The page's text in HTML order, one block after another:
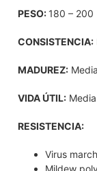
PESO: 180 – 200
CONSISTENCIA:
MADUREZ: Media
VIDA ÚTIL: Media
RESISTENCIA:
Virus
Mildew